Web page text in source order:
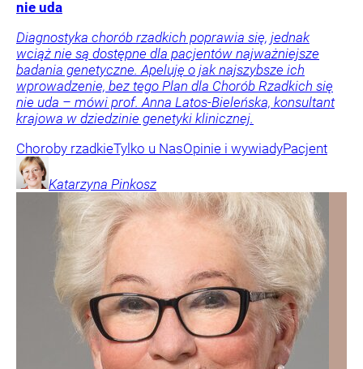
nie uda
Diagnostyka chorób rzadkich poprawia się, jednak
wciąż nie są dostępne dla pacjentów najważniejsze
badania genetyczne. Apeluję o jak najszybsze ich
wprowadzenie, bez tego Plan dla Chorób Rzadkich się
nie uda – mówi prof. Anna Latos-Bieleńska, konsultant
krajowa w dziedzinie genetyki klinicznej.
Choroby rzadkieTylko u NasOpinie i wywiadyPacjent
Katarzyna Pinkosz